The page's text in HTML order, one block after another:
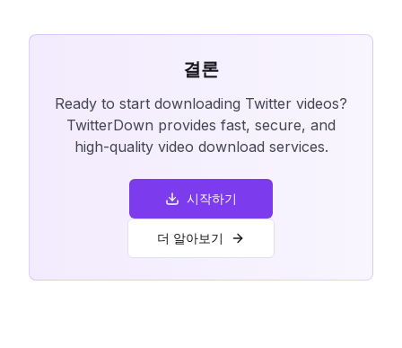
결론
Ready to start downloading Twitter videos?
TwitterDown provides fast, secure, and
high-quality video download services.
시작하기
더 알아보기